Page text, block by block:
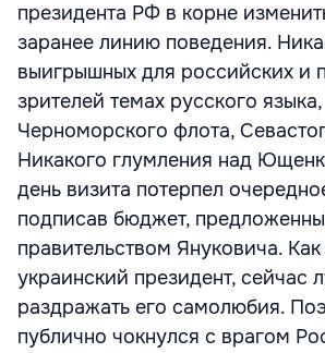
президента РФ в корне
заранее линию поведения.
выигрышных для российских и
зрителей темах русского языка,
Черноморского флота,
Никакого глумления над
день визита потерпел
подписав бюджет,
правительством Януковича.
украинский президент, сейчас
раздражать его самолюбия.
публично чокнулся с врагом